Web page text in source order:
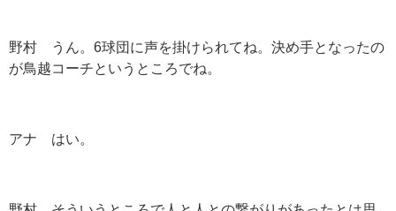
野村 うん。 6球団に声を掛けられてね。決め手となったの
が鳥越コーチというところでね。
アナ はい。